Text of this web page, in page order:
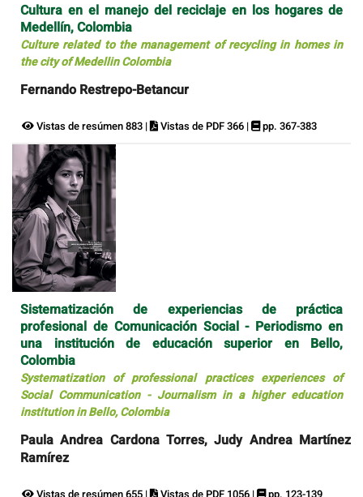
Cultura en el manejo del reciclaje en los hogares de
Medellín, Colombia
Culture related to the management of recycling in homes in
the city of Medellin Colombia
Fernando Restrepo-Betancur
Vistas de resúmen 883 | Vistas de PDF 366 | pp. 367-383
Sistematización de experiencias de práctica
profesional de Comunicación Social - Periodismo en
una institución de educación superior en Bello,
Colombia
Systematization of professional practices experiences of
Social Communication - Journalism in a higher education
institution in Bello, Colombia
Paula Andrea Cardona Torres, Judy Andrea Martínez
Ramírez